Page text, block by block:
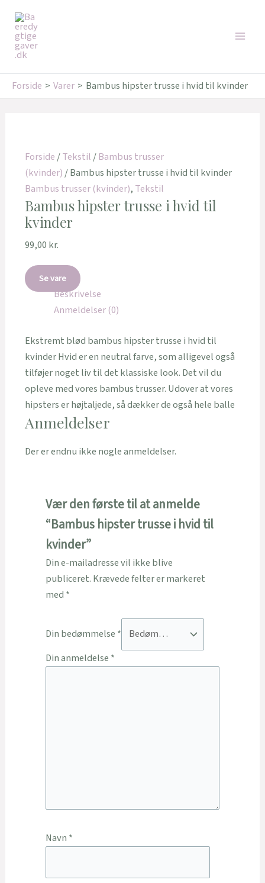
indholdet
Forside Varer Bambus hipster trusse i hvid til kvinder
Forside/Tekstil/Bambus trusser
(kvinder)/ Bambus hipster trusse i hvid til kvinder
Bambus trusser (kvinder), Tekstil
Bambus hipster trusse i hvid til
kvinder
99,00 kr.
Se vare
Beskrivelse
Anmeldelser (0)
Ekstremt blød bambus hipster trusse i hvid til
kvinder Hvid er en neutral farve, som alligevel også
tilføjer noget liv til det klassiske look. Det vil du
opleve med vores bambus trusser. Udover at vores
hipsters er højtaljede, så dækker de også hele balle
Anmeldelser
Der er endnu ikke nogle anmeldelser.
Vær den første til at anmelde
“Bambus hipster trusse i hvid til
kvinder”
Din e-mailadresse vil ikke blive
publiceret. Krævede felter er markeret
med *
Din bedømmelse *
Din anmeldelse *
Navn *